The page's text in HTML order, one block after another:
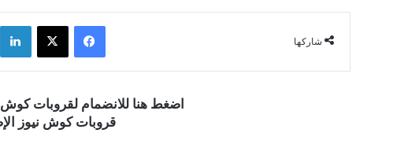
شاركها
فيسبوك ‫X
اضغط هنا للانضمام لقروبات
قروبات كوش نيوز